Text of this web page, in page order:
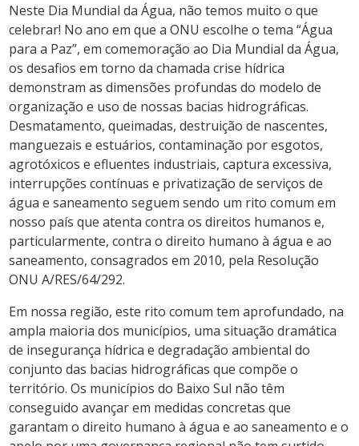
Neste Dia Mundial da Água, não temos muito o que
celebrar! No ano em que a ONU escolhe o tema “Água
para a Paz”, em comemoração ao Dia Mundial da Água,
os desafios em torno da chamada crise hídrica
demonstram as dimensões profundas do modelo de
organização e uso de nossas bacias hidrográficas.
Desmatamento, queimadas, destruição de nascentes,
manguezais e estuários, contaminação por esgotos,
agrotóxicos e efluentes industriais, captura excessiva,
interrupções contínuas e privatização de serviços de
água e saneamento seguem sendo um rito comum em
nosso país que atenta contra os direitos humanos e,
particularmente, contra o direito humano à água e ao
saneamento, consagrados em 2010, pela Resolução
ONU A/RES/64/292.
Em nossa região, este rito comum tem aprofundado, na
ampla maioria dos municípios, uma situação dramática
de insegurança hídrica e degradação ambiental do
conjunto das bacias hidrográficas que compõe o
território. Os municípios do Baixo Sul não têm
conseguido avançar em medidas concretas que
garantam o direito humano à água e ao saneamento e o